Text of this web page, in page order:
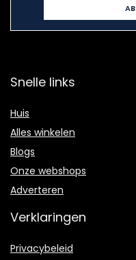
Snelle links
Huis
Alles winkelen
Blogs
Onze webshops
Adverteren
Verklaringen
Privacybeleid